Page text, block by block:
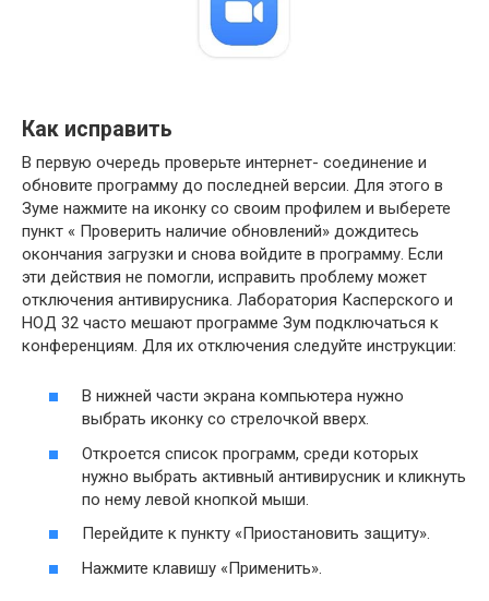
Как исправить
В первую очередь проверьте интернет- соединение и
обновите программу до последней версии. Для этого в
Зуме нажмите на иконку со своим профилем и выберете
пункт « Проверить наличие обновлений» дождитесь
окончания загрузки и снова войдите в программу. Если
эти действия не помогли, исправить проблему может
отключения антивирусника. Лаборатория Касперского и
НОД 32 часто мешают программе Зум подключаться к
конференциям. Для их отключения следуйте инструкции:
В нижней части экрана компьютера нужно
выбрать иконку со стрелочкой вверх.
Откроется список программ, среди которых
нужно выбрать активный антивирусник и кликнуть
по нему левой кнопкой мыши.
Перейдите к пункту «Приостановить защиту».
Нажмите клавишу «Применить».